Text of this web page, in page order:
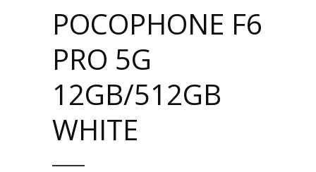
POCOPHONE F6
PRO 5G
12GB/512GB
WHITE